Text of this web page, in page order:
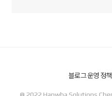
블로그 운영 정책
@ 2022 Hanwha Solutions